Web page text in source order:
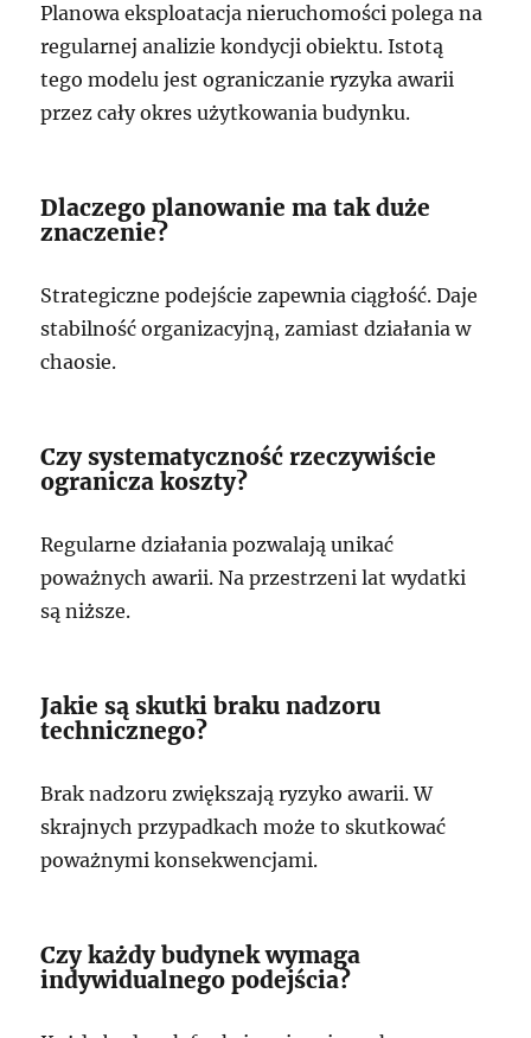
Planowa eksploatacja nieruchomości polega na
regularnej analizie kondycji obiektu. Istotą
tego modelu jest ograniczanie ryzyka awarii
przez cały okres użytkowania budynku.
Dlaczego planowanie ma tak duże
znaczenie?
Strategiczne podejście zapewnia ciągłość. Daje
stabilność organizacyjną, zamiast działania w
chaosie.
Czy systematyczność rzeczywiście
ogranicza koszty?
Regularne działania pozwalają unikać
poważnych awarii. Na przestrzeni lat wydatki
są niższe.
Jakie są skutki braku nadzoru
technicznego?
Brak nadzoru zwiększają ryzyko awarii. W
skrajnych przypadkach może to skutkować
poważnymi konsekwencjami.
Czy każdy budynek wymaga
indywidualnego podejścia?